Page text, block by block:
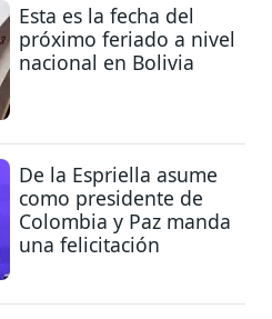
Esta es la fecha del
próximo feriado a nivel
nacional en Bolivia
De la Espriella asume
como presidente de
Colombia y Paz manda
una felicitación